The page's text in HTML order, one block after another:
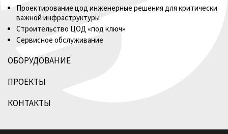
Проектирование цод инженерные решения для критически
важной инфраструктуры
Строительство ЦОД «под ключ»
Сервисное обслуживание
ОБОРУДОВАНИЕ
ПРОЕКТЫ
КОНТАКТЫ